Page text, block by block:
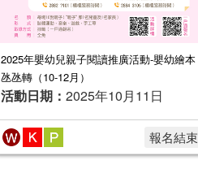
2025年嬰幼兒親子閱讀推廣活動-嬰幼繪本
氹氹轉（10-12月）
活動日期： 2025年10月11日
報名結束